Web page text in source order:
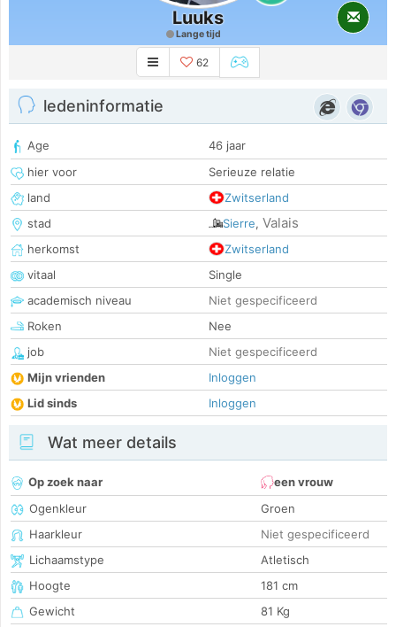
Luuks
Lange tijd
62
ledeninformatie
Age
46 jaar
hier voor
Serieuze relatie
land
Zwitserland
stad
Sierre, Valais
herkomst
Zwitserland
vitaal
Single
academisch niveau
Niet gespecificeerd
Roken
Nee
job
Niet gespecificeerd
Mijn vrienden
Inloggen
Lid sinds
Inloggen
Wat meer details
Op zoek naar
een vrouw
Ogenkleur
Groen
Haarkleur
Niet gespecificeerd
Lichaamstype
Atletisch
Hoogte
181 cm
Gewicht
81 Kg